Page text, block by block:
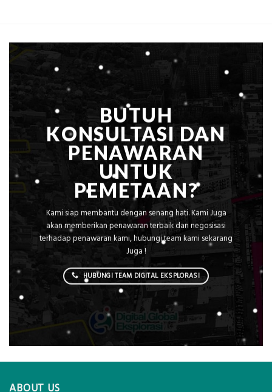
Tanpa
BUTUH
KONSULTASI DAN
PENAWARAN
UNTUK
PEMETAAN?
Kami siap membantu dengan senang hati. Kami Juga
akan memberikan penawaran terbaik dan negosisasi
terhadap penawaran kami, hubungi team kami sekarang
Juga !
HUBUNGI TEAM DIGITAL EKSPLORASI
ABOUT US